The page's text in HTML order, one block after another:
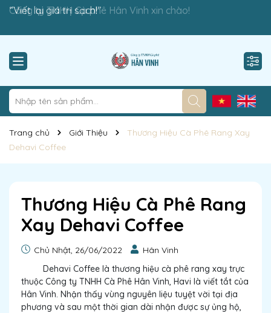
Công ty TNHH Cà phê Hân Vinh xin chào!
“Viết lại giá trị sạch!”
Trang chủ Giới Thiệu
Thương Hiệu Cà Phê Rang Xay
Dehavi Coffee
Thương Hiệu Cà Phê Rang
Xay Dehavi Coffee
Chủ Nhật, 26/06/2022
Hân Vinh
Dehavi Coffee là thương hiệu cà phê rang xay trực
thuộc Công ty TNHH Cà Phê Hân Vinh, Havi là viết tắt của
Hân Vinh. Nhận thấy vùng nguyên liệu tuyệt vời tại địa
phương và sau một thời gian dài nhận được sự ủng hộ,